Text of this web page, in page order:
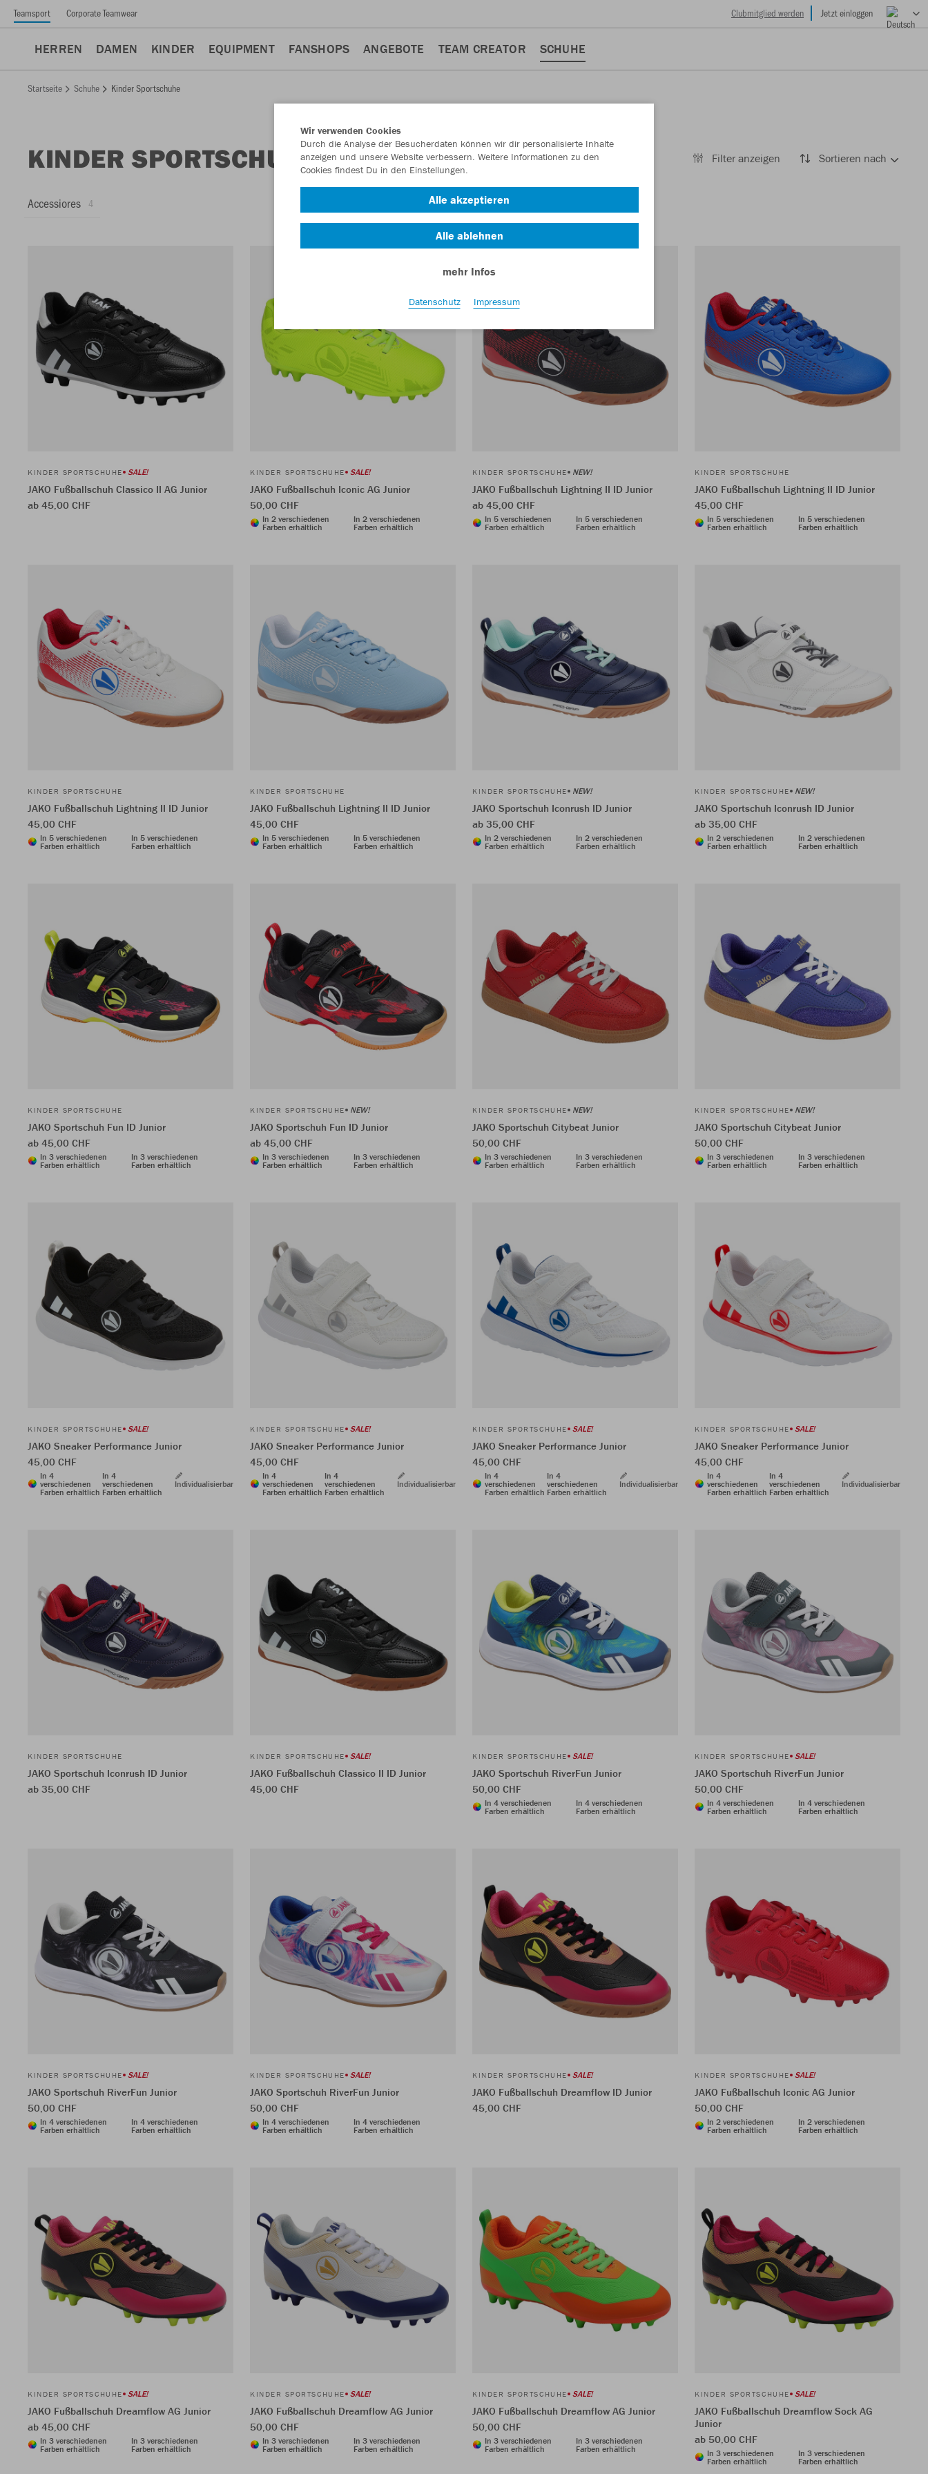
Teamsport Corporate Teamwear Clubmitglied werden Jetzt einloggen
HERREN DAMEN KINDER EQUIPMENT FANSHOPS ANGEBOTE TEAM CREATOR SCHUHE
Startseite Schuhe Kinder Sportschuhe
KINDER SPORTSCHUHE Filter anzeigen Sortieren nach
Accessiores 4
KINDER SPORTSCHUHE SALE!
JAKO Fußballschuh Classico II AG Junior
ab 45,00 CHF
KINDER SPORTSCHUHE SALE!
JAKO Fußballschuh Iconic AG Junior
50,00 CHF
In 2 verschiedenen
Farben erhältlich
In 2 verschiedenen
Farben erhältlich
KINDER SPORTSCHUHE NEW!
JAKO Fußballschuh Lightning II ID Junior
ab 45,00 CHF
In 5 verschiedenen
Farben erhältlich
In 5 verschiedenen
Farben erhältlich
KINDER SPORTSCHUHE
JAKO Fußballschuh Lightning II ID Junior
45,00 CHF
In 5 verschiedenen
Farben erhältlich
In 5 verschiedenen
Farben erhältlich
KINDER SPORTSCHUHE
JAKO Fußballschuh Lightning II ID Junior
45,00 CHF
In 5 verschiedenen
Farben erhältlich
In 5 verschiedenen
Farben erhältlich
KINDER SPORTSCHUHE
JAKO Fußballschuh Lightning II ID Junior
45,00 CHF
In 5 verschiedenen
Farben erhältlich
In 5 verschiedenen
Farben erhältlich
KINDER SPORTSCHUHE NEW!
JAKO Sportschuh Iconrush ID Junior
ab 35,00 CHF
In 2 verschiedenen
Farben erhältlich
In 2 verschiedenen
Farben erhältlich
KINDER SPORTSCHUHE NEW!
JAKO Sportschuh Iconrush ID Junior
ab 35,00 CHF
In 2 verschiedenen
Farben erhältlich
In 2 verschiedenen
Farben erhältlich
KINDER SPORTSCHUHE
JAKO Sportschuh Fun ID Junior
ab 45,00 CHF
In 3 verschiedenen
Farben erhältlich
In 3 verschiedenen
Farben erhältlich
KINDER SPORTSCHUHE NEW!
JAKO Sportschuh Fun ID Junior
ab 45,00 CHF
In 3 verschiedenen
Farben erhältlich
In 3 verschiedenen
Farben erhältlich
KINDER SPORTSCHUHE NEW!
JAKO Sportschuh Citybeat Junior
50,00 CHF
In 3 verschiedenen
Farben erhältlich
In 3 verschiedenen
Farben erhältlich
KINDER SPORTSCHUHE NEW!
JAKO Sportschuh Citybeat Junior
50,00 CHF
In 3 verschiedenen
Farben erhältlich
In 3 verschiedenen
Farben erhältlich
KINDER SPORTSCHUHE SALE!
JAKO Sneaker Performance Junior
45,00 CHF
In 4
verschiedenen
Farben erhältlich
In 4
verschiedenen
Farben erhältlich
Individualisierbar
KINDER SPORTSCHUHE SALE!
JAKO Sneaker Performance Junior
45,00 CHF
In 4
verschiedenen
Farben erhältlich
In 4
verschiedenen
Farben erhältlich
Individualisierbar
KINDER SPORTSCHUHE SALE!
JAKO Sneaker Performance Junior
45,00 CHF
In 4
verschiedenen
Farben erhältlich
In 4
verschiedenen
Farben erhältlich
Individualisierbar
KINDER SPORTSCHUHE SALE!
JAKO Sneaker Performance Junior
45,00 CHF
In 4
verschiedenen
Farben erhältlich
In 4
verschiedenen
Farben erhältlich
Individualisierbar
KINDER SPORTSCHUHE
JAKO Sportschuh Iconrush ID Junior
ab 35,00 CHF
KINDER SPORTSCHUHE SALE!
JAKO Fußballschuh Classico II ID Junior
45,00 CHF
KINDER SPORTSCHUHE SALE!
JAKO Sportschuh RiverFun Junior
50,00 CHF
In 4 verschiedenen
Farben erhältlich
In 4 verschiedenen
Farben erhältlich
KINDER SPORTSCHUHE SALE!
JAKO Sportschuh RiverFun Junior
50,00 CHF
In 4 verschiedenen
Farben erhältlich
In 4 verschiedenen
Farben erhältlich
KINDER SPORTSCHUHE SALE!
JAKO Sportschuh RiverFun Junior
50,00 CHF
In 4 verschiedenen
Farben erhältlich
In 4 verschiedenen
Farben erhältlich
KINDER SPORTSCHUHE SALE!
JAKO Sportschuh RiverFun Junior
50,00 CHF
In 4 verschiedenen
Farben erhältlich
In 4 verschiedenen
Farben erhältlich
KINDER SPORTSCHUHE SALE!
JAKO Fußballschuh Dreamflow ID Junior
45,00 CHF
KINDER SPORTSCHUHE SALE!
JAKO Fußballschuh Iconic AG Junior
50,00 CHF
In 2 verschiedenen
Farben erhältlich
In 2 verschiedenen
Farben erhältlich
KINDER SPORTSCHUHE SALE!
JAKO Fußballschuh Dreamflow AG Junior
ab 45,00 CHF
In 3 verschiedenen
Farben erhältlich
In 3 verschiedenen
Farben erhältlich
KINDER SPORTSCHUHE SALE!
JAKO Fußballschuh Dreamflow AG Junior
50,00 CHF
In 3 verschiedenen
Farben erhältlich
In 3 verschiedenen
Farben erhältlich
KINDER SPORTSCHUHE SALE!
JAKO Fußballschuh Dreamflow AG Junior
50,00 CHF
In 3 verschiedenen
Farben erhältlich
In 3 verschiedenen
Farben erhältlich
KINDER SPORTSCHUHE SALE!
JAKO Fußballschuh Dreamflow Sock AG
Junior
ab 50,00 CHF
In 3 verschiedenen
Farben erhältlich
In 3 verschiedenen
Farben erhältlich
Wir verwenden Cookies
Durch die Analyse der Besucherdaten können wir dir personalisierte Inhalte
anzeigen und unsere Website verbessern. Weitere Informationen zu den
Cookies findest Du in den Einstellungen.
Alle akzeptieren
Alle ablehnen
mehr Infos
Datenschutz Impressum